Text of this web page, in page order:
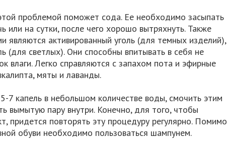
проблемой поможет сода. Ее необходимо засыпать
или на сутки, после чего хорошо вытряхнуть. Также
являются активированный уголь (для темных изделий),
(для светлых). Они способны впитывать в себя не
влаги. Легко справляются с запахом пота и эфирные
мяты и лаванды.
7 капель в небольшом количестве воды, смочить этим
вымытую пару внутри. Конечно, для того, чтобы
придется повторять эту процедуру регулярно. Помимо
обуви необходимо пользоваться шампунем.